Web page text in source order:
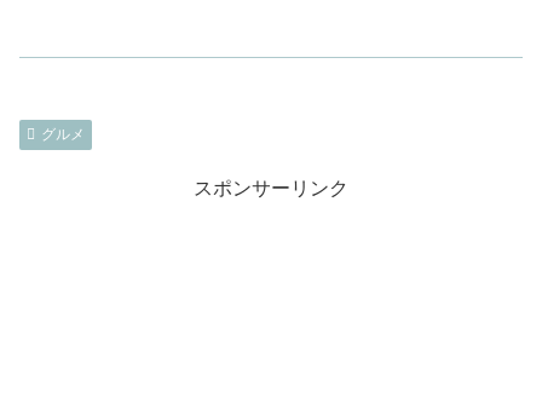
グルメ
スポンサーリンク